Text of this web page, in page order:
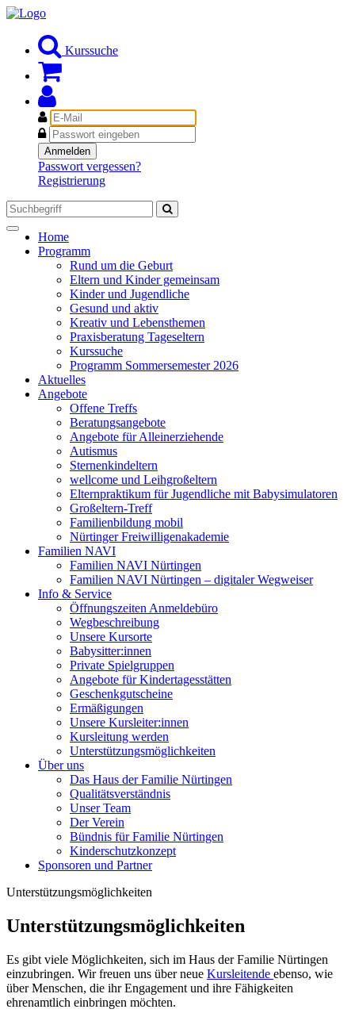
Kurssuche
E-
Mail
Passwort
Anmelden
Passwort vergessen?
Registrierung
Toggle
navigation
Home
Programm
Rund um die Geburt
Eltern und Kinder gemeinsam
Kinder und Jugendliche
Gesund und aktiv
Kreativ und Lebensthemen
Praxisberatung Tageseltern
Kurssuche
Programm Sommersemester 2026
Aktuelles
Angebote
Offene Treffs
Beratungsangebote
Angebote für Alleinerziehende
Autismus
Sternenkindeltern
wellcome und Leihgroßeltern
Elternpraktikum für Jugendliche mit Babysimulatoren
Großeltern-Treff
Familienbildung mobil
Nürtinger Freiwilligenakademie
Familien NAVI
Familien NAVI Nürtingen
Familien NAVI Nürtingen – digitaler Wegweiser
Info & Service
Öffnungszeiten Anmeldebüro
Wegbeschreibung
Unsere Kursorte
Babysitter:innen
Private Spielgruppen
Angebote für Kindertagesstätten
Geschenkgutscheine
Ermäßigungen
Unsere Kursleiter:innen
Kursleitung werden
Unterstützungsmöglichkeiten
Über uns
Das Haus der Familie Nürtingen
Qualitätsverständnis
Unser Team
Der Verein
Bündnis für Familie Nürtingen
Kinderschutzkonzept
Sponsoren und Partner
Unterstützungsmöglichkeiten
Unterstützungsmöglichkeiten
Es gibt viele Möglichkeiten, sich im Haus der Familie Nürtingen
einzubringen. Wir freuen uns über neue Kursleitende ebenso, wie
über Menschen, die ihr Engagement und ihre Fähigkeiten
ehrenamtlich einbringen möchten.